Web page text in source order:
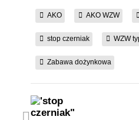
AKO AKO WZW
stop czerniak WZW
Zabawa dożynkowa